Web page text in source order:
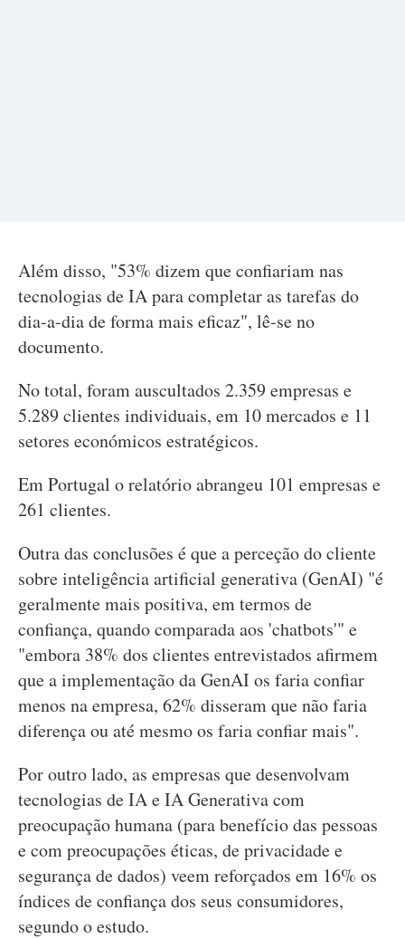
Além disso, "53% dizem que confiariam nas
tecnologias de IA para completar as tarefas do
dia-a-dia de forma mais eficaz", lê-se no
documento.
No total, foram auscultados 2.359 empresas e
5.289 clientes individuais, em 10 mercados e 11
setores económicos estratégicos.
Em Portugal o relatório abrangeu 101 empresas e
261 clientes.
Outra das conclusões é que a perceção do cliente
sobre inteligência artificial generativa (GenAI) "é
geralmente mais positiva, em termos de
confiança, quando comparada aos 'chatbots'" e
"embora 38% dos clientes entrevistados afirmem
que a implementação da GenAI os faria confiar
menos na empresa, 62% disseram que não faria
diferença ou até mesmo os faria confiar mais".
Por outro lado, as empresas que desenvolvam
tecnologias de IA e IA Generativa com
preocupação humana (para benefício das pessoas
e com preocupações éticas, de privacidade e
segurança de dados) veem reforçados em 16% os
índices de confiança dos seus consumidores,
segundo o estudo.